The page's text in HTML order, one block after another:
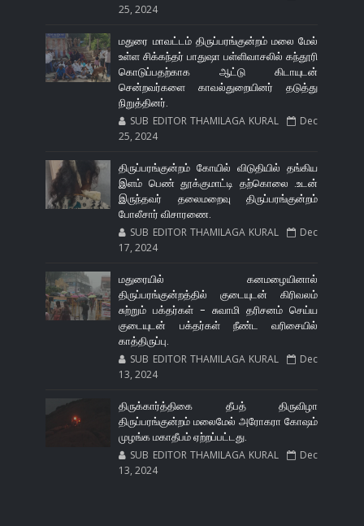
25, 2024
மதுரை மாவட்டம் திருப்பரங்குன்றம் மலை மேல்
உள்ள சிக்கந்தர் பாதுஷா பள்ளிவாசலில் கந்தூரி
கொடுப்பதற்காக ஆட்டு கிடாயுடன்
சென்றவர்களை காவல்துறையினர் தடுத்து
நிறுத்தினர்.
SUB EDITOR THAMILAGA KURAL
Dec
25, 2024
திருப்பரங்குன்றம் கோயில் விடுதியில் தங்கிய
இளம் பெண் தூக்குமாட்டி தற்கொலை .உடன்
இருந்தவர் தலைமறைவு திருப்பரங்குன்றம்
போலீசார் விசாரணை.
SUB EDITOR THAMILAGA KURAL
Dec
17, 2024
மதுரையில் கனமழையினால்
திருப்பரங்குன்றத்தில் குடையுடன் கிரிவலம்
சுற்றும் பக்தர்கள் - சுவாமி தரிசனம் செய்ய
குடையுடன் பக்தர்கள் நீண்ட வரிசையில்
காத்திருப்பு.
SUB EDITOR THAMILAGA KURAL
Dec
13, 2024
திருக்கார்த்திகை தீபத் திருவிழா
திருப்பரங்குன்றம் மலைமேல் அரோகரா கோஷம்
முழங்க மகாதீபம் ஏற்றப்பட்டது.
SUB EDITOR THAMILAGA KURAL
Dec
13, 2024